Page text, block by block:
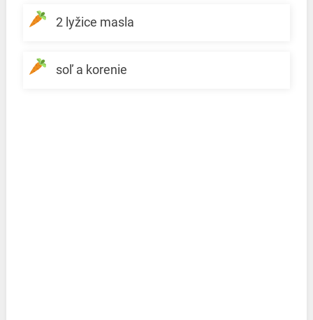
2 lyžice masla
soľ a korenie